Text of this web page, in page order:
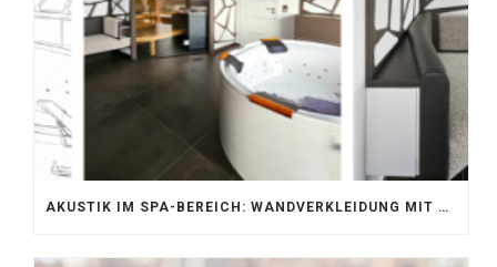
AKUSTIK IM SPA-BEREICH: WANDVERKLEIDUNG MIT SILENTPROTECT CORE